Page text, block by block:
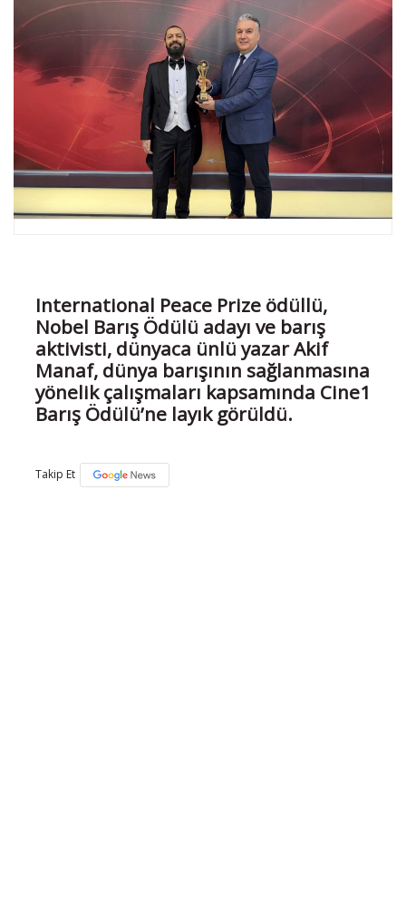
International Peace Prize ödüllü,
Nobel Barış Ödülü adayı ve barış
aktivisti, dünyaca ünlü yazar Akif
Manaf, dünya barışının sağlanmasına
yönelik çalışmaları kapsamında Cine1
Barış Ödülü’ne layık görüldü.
Takip Et